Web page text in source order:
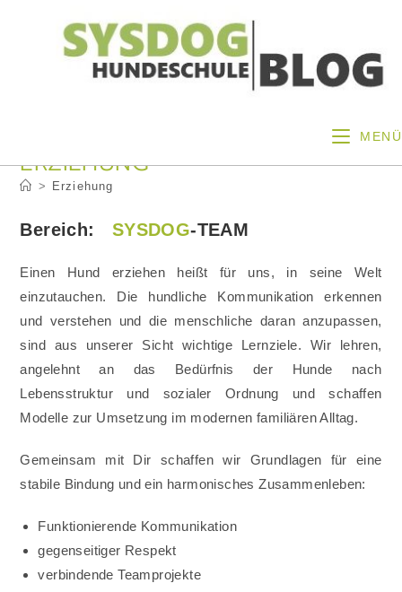
MENÜ
ERZIEHUNG
> Erziehung
Bereich: SYSDOG-TEAM
Einen Hund erziehen heißt für uns, in seine Welt
einzutauchen. Die hundliche Kommunikation erkennen
und verstehen und die menschliche daran anzupassen,
sind aus unserer Sicht wichtige Lernziele. Wir lehren,
angelehnt an das Bedürfnis der Hunde nach
Lebensstruktur und sozialer Ordnung und schaffen
Modelle zur Umsetzung im modernen familiären Alltag.
Gemeinsam mit Dir schaffen wir Grundlagen für eine
stabile Bindung und ein harmonisches Zusammenleben:
Funktionierende Kommunikation
gegenseitiger Respekt
verbindende Teamprojekte